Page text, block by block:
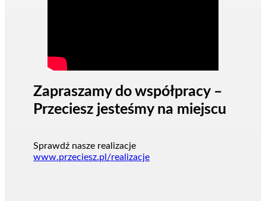
Zapraszamy do współpracy –
Przeciesz jesteśmy na miejscu
Sprawdź nasze realizacje
www.przeciesz.pl/realizacje